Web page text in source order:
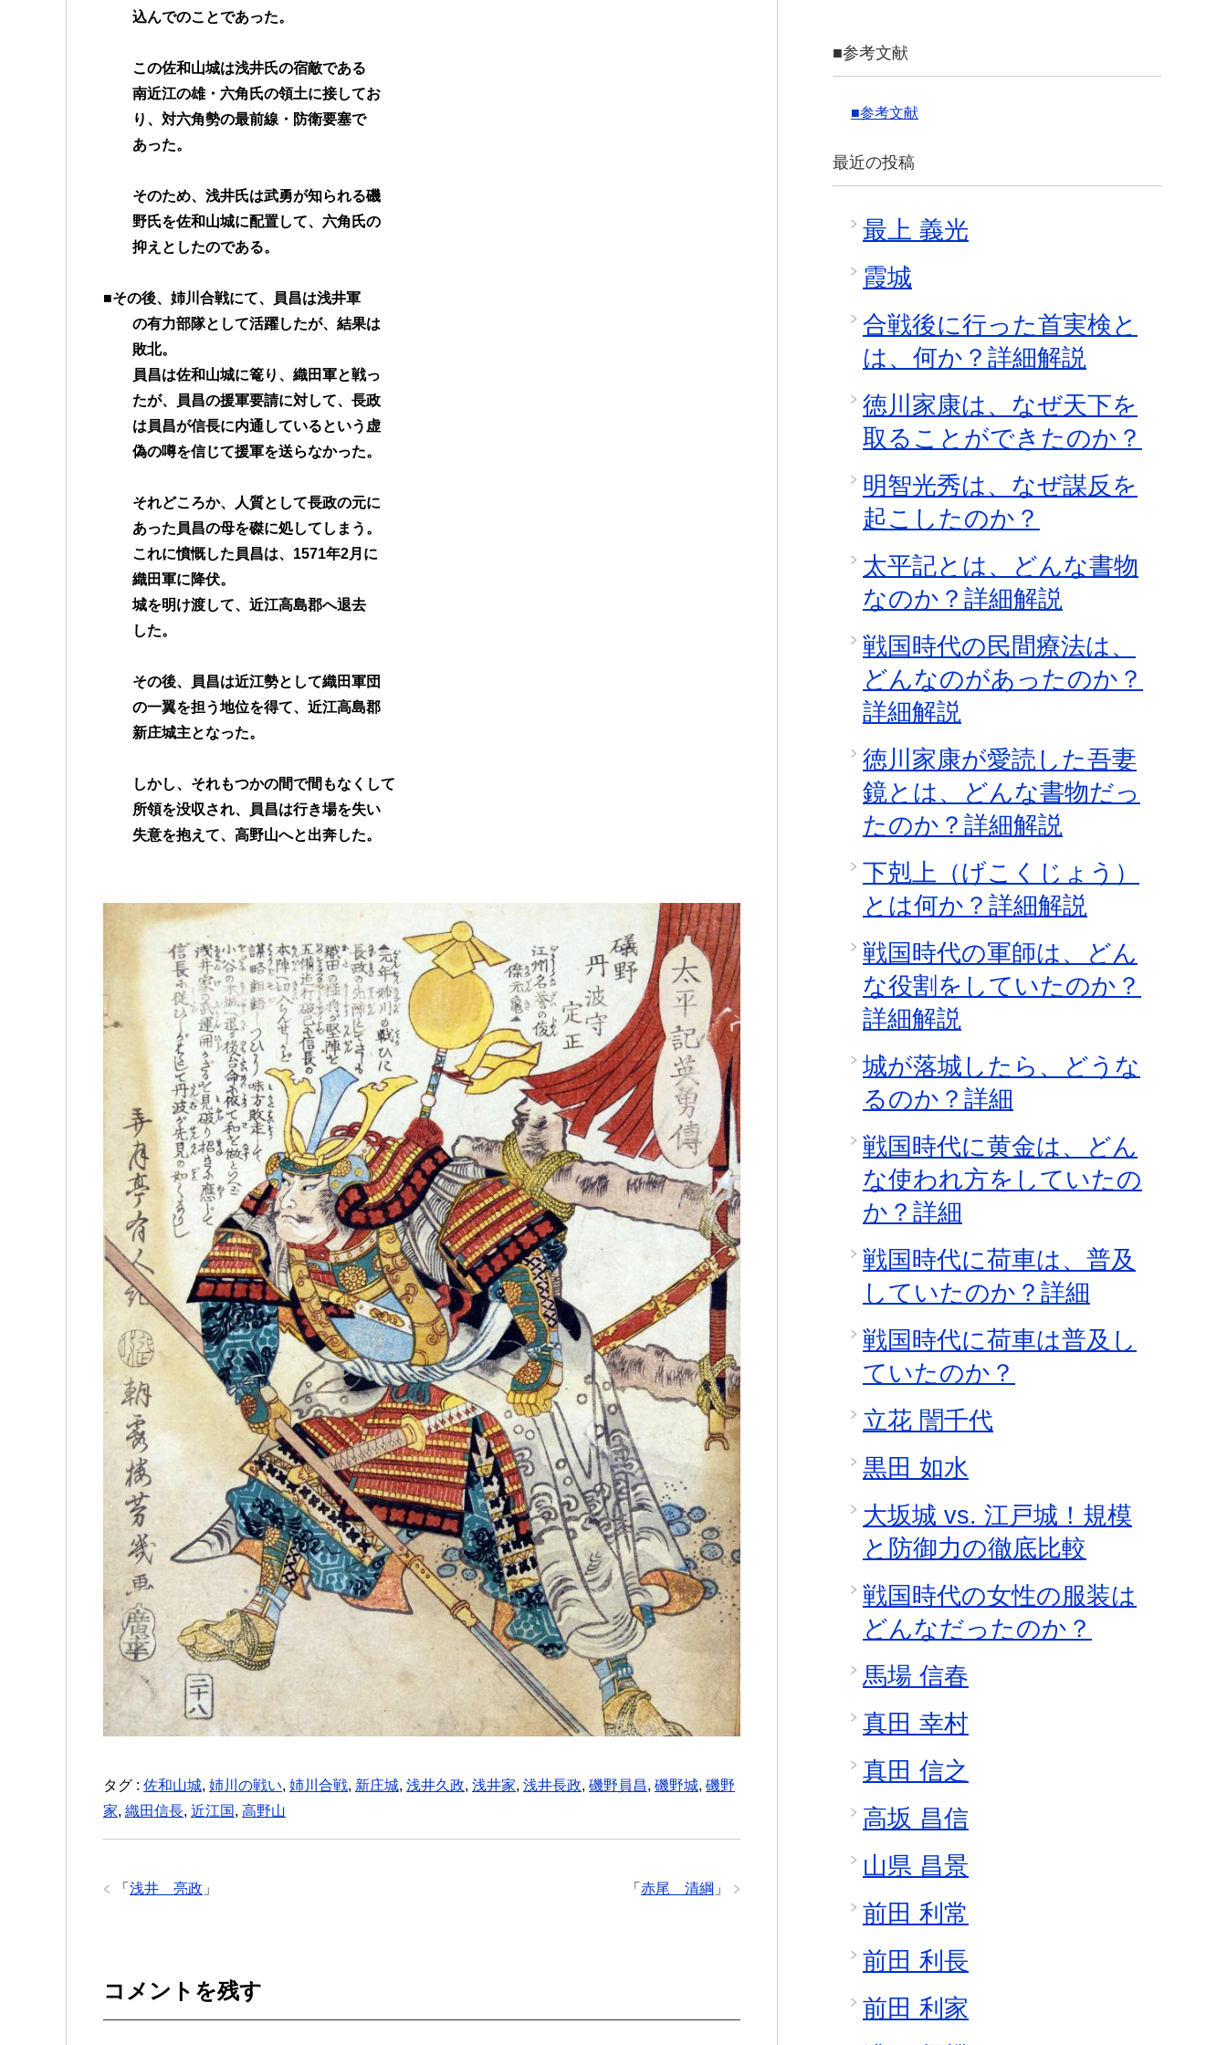
込んでのことであった。
この佐和山城は浅井氏の宿敵である
南近江の雄・六角氏の領土に接してお
り、対六角勢の最前線・防衛要塞で
あった。
そのため、浅井氏は武勇が知られる磯
野氏を佐和山城に配置して、六角氏の
抑えとしたのである。
■その後、姉川合戦にて、員昌は浅井軍
の有力部隊として活躍したが、結果は
敗北。
員昌は佐和山城に篭り、織田軍と戦っ
たが、員昌の援軍要請に対して、長政
は員昌が信長に内通しているという虚
偽の噂を信じて援軍を送らなかった。
それどころか、人質として長政の元に
あった員昌の母を磔に処してしまう。
これに憤慨した員昌は、1571年2月に
織田軍に降伏。
城を明け渡して、近江高島郡へ退去
した。
その後、員昌は近江勢として織田軍団
の一翼を担う地位を得て、近江高島郡
新庄城主となった。
しかし、それもつかの間で間もなくして
所領を没収され、員昌は行き場を失い
失意を抱えて、高野山へと出奔した。
タグ : 佐和山城, 姉川の戦い, 姉川合戦, 新庄城, 浅井久政, 浅井家, 浅井長政, 磯野員昌, 磯野城, 磯野
家, 織田信長, 近江国, 高野山
「 赤尾 清綱 」
「 浅井 亮政 」
コメントを残す
■参考文献
■参考文献
最近の投稿
最上 義光
霞城
合戦後に行った首実検と
は、何か？詳細解説
徳川家康は、なぜ天下を
取ることができたのか？
明智光秀は、なぜ謀反を
起こしたのか？
太平記とは、どんな書物
なのか？詳細解説
戦国時代の民間療法は、
どんなのがあったのか？
詳細解説
徳川家康が愛読した吾妻
鏡とは、どんな書物だっ
たのか？詳細解説
下剋上（げこくじょう）
とは何か？詳細解説
戦国時代の軍師は、どん
な役割をしていたのか？
詳細解説
城が落城したら、どうな
るのか？詳細
戦国時代に黄金は、どん
な使われ方をしていたの
か？詳細
戦国時代に荷車は、普及
していたのか？詳細
戦国時代に荷車は普及し
ていたのか？
立花 誾千代
黒田 如水
大坂城 vs. 江戸城！規模
と防御力の徹底比較
戦国時代の女性の服装は
どんなだったのか？
馬場 信春
真田 幸村
真田 信之
高坂 昌信
山県 昌景
前田 利常
前田 利長
前田 利家